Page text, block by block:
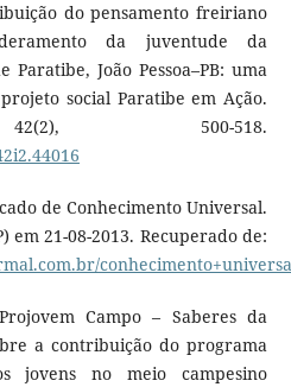
do pensamento freiriano
da juventude da
Paratibe, João Pessoa–PB: uma
social Paratibe em Ação.
500-518.
de Conhecimento Universal.
em 21-08-2013. Recuperado de:
Campo – Saberes da
a contribuição do programa
jovens no meio campesino